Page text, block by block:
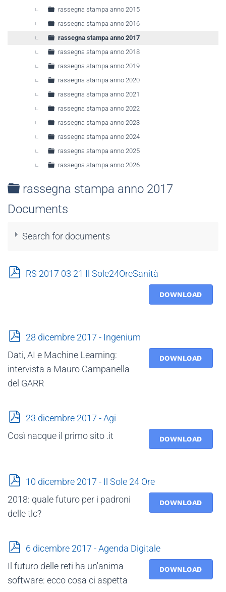
rassegna stampa anno 2015
rassegna stampa anno 2016
rassegna stampa anno 2017
rassegna stampa anno 2018
rassegna stampa anno 2019
rassegna stampa anno 2020
rassegna stampa anno 2021
rassegna stampa anno 2022
rassegna stampa anno 2023
rassegna stampa anno 2024
rassegna stampa anno 2025
rassegna stampa anno 2026
Folder
rassegna stampa anno 2017
Documents
Search for documents
×
pRS 2017 03 21 Il Sole24OreSanità
DOWNLOAD
p
f
28 dicembre 2017 - Ingenium
DOWNLOAD
Dati, AI e Machine Learning:
intervista a Mauro Campanella
del GARR
p
f
23 dicembre 2017 - Agi
DOWNLOAD
Così nacque il primo sito .it
p
f
10 dicembre 2017 - Il Sole 24 Ore
DOWNLOAD
2018: quale futuro per i padroni
delle tlc?
p
f
6 dicembre 2017 - Agenda Digitale
DOWNLOAD
Il futuro delle reti ha un'anima
software: ecco cosa ci aspetta